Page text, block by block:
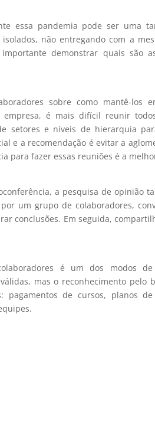
essa pandemia pode ser uma
não entregando com a
demonstrar quais são
sobre como mantê-los
empresa, é mais difícil reunir
setores e níveis de hierarquia
e a recomendação é evitar a
para fazer essas reuniões é a
a pesquisa de opinião
um grupo de colaboradores,
conclusões. Em seguida,
é um dos modos
mas o reconhecimento
pagamentos de cursos, planos